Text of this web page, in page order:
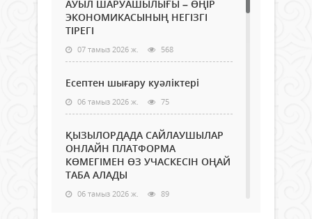
АУЫЛ ШАРУАШЫЛЫҒЫ – ӨҢІР
ЭКОНОМИКАСЫНЫҢ НЕГІЗГІ
ТІРЕГІ
07 тамыз 2026 ж. 568
Есептен шығару куәліктері
06 тамыз 2026 ж. 75
ҚЫЗЫЛОРДАДА САЙЛАУШЫЛАР
ОНЛАЙН ПЛАТФОРМА
КӨМЕГІМЕН ӨЗ УЧАСКЕСІН ОҢАЙ
ТАБА АЛАДЫ
06 тамыз 2026 ж. 89